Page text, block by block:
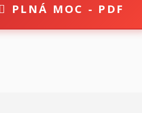
PLNÁ MOC - PDF